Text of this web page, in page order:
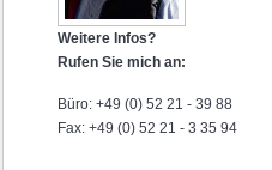
Weitere Infos?
Rufen Sie mich an:
Büro: +49 (0) 52 21 - 39 88
Fax: +49 (0) 52 21 - 3 35 94